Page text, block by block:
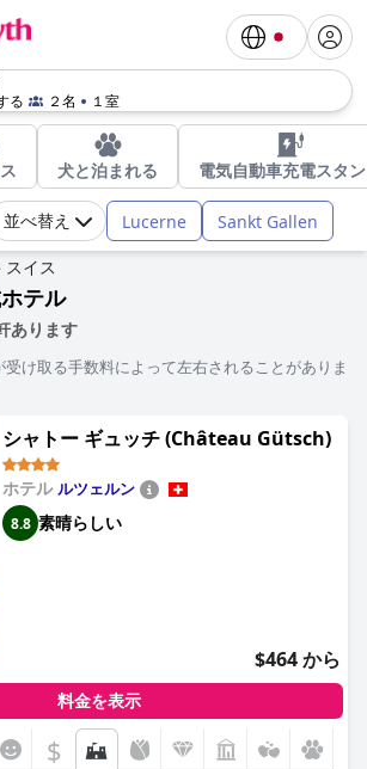
る ２名 １室
犬と泊まれる 電気自動車充電スタ
並べ替え Lucerne Sankt Gallen
スイス
テル
あります
け取る手数料によって左右されることがありま
シャトー ギュッチ (Château Gütsch)
ホテルルツェルン
8.8 素晴らしい
$464 から
料金を表示
$